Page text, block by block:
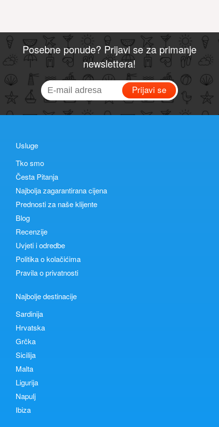
Posebne ponude? Prijavi se za primanje
newslettera!
Prijavi se
Usluge
Tko smo
Česta Pitanja
Najbolja zagarantirana cijena
Prednosti za naše klijente
Blog
Recenzije
Uvjeti i odredbe
Politika o kolačićima
Pravila o privatnosti
Najbolje destinacije
Sardinija
Hrvatska
Grčka
Sicilija
Malta
Ligurija
Napulj
Ibiza